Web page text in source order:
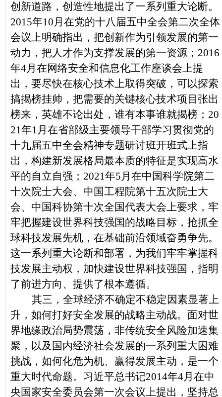
创新道路，创造性地提出了一系列重大论断。
2015年10月在党的十八届五中全会第二次全体
会议上明确指出，把创新作为引领发展的第一
动力，把人才作为支撑发展的第一资源；2016
年4月在网络安全和信息化工作座谈会上提
出，要尽快在核心技术上取得突破，可以探索
搞揭榜挂帅，把需要的关键核心技术项目张出
榜来，英雄不论出处，谁有本事谁就揭榜；20
21年1月在省部级主要领导干部学习贯彻党的
十九届五中全会精神专题研讨班开班式上指
出，构建新发展格局最本质的特征是实现高水
平的自立自强；2021年5月在中国科学院第二
十次院士大会、中国工程院第十五次院士大
会、中国科协第十次全国代表大会上要求，牢
牢把握建设世界科技强国的战略目标，抢抓全
球科技发展先机，在基础前沿领域奋勇争先。
这一系列重大论断和部署，为我们牢牢掌握科
技发展主动权，加快建设世界科技强国，指明
了前进方向、提供了根本遵循。
其三，全球经济不确定不稳定因素显著上
升，如何打好安全发展的战略主动战。面对世
界地缘政治局势震荡，非传统安全风险加速集
聚，以及国内经济社会发展的一系列重大困难
挑战，如何化危为机、赢得发展主动，是一个
重大时代命题。习近平总书记2014年4月在中
央国家安全委员会第一次会议上提出，坚持总